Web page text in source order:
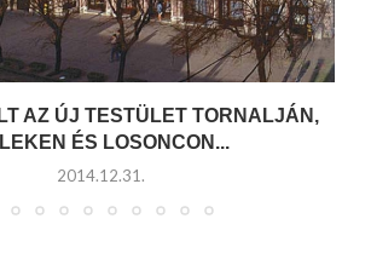
AZ ÚJ TESTÜLET TORNALJÁN,
ÉS LOSONCON...
2014.12.31.